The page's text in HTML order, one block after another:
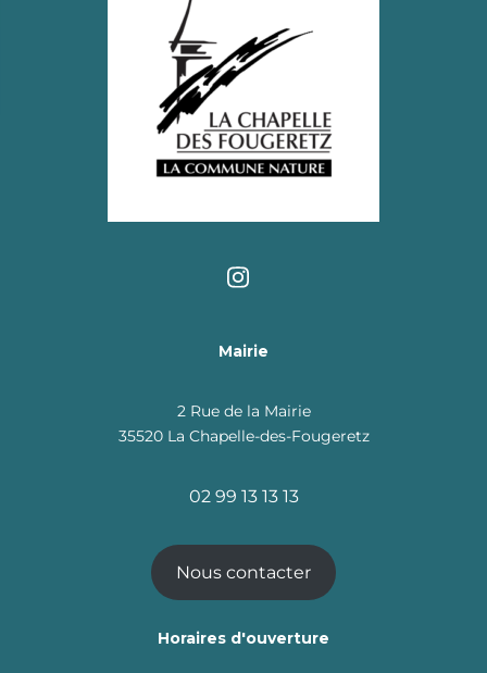
Mairie
2 Rue de la Mairie
35520 La Chapelle-des-Fougeretz
02 99 13 13 13
Nous contacter
Horaires d'ouverture